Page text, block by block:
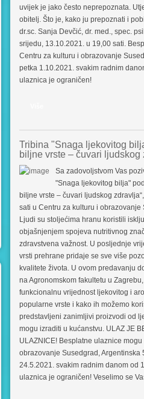
uvijek je jako često neprepoznata.
obitelj. Što je, kako ju prepoznati i
dr.sc. Sanja Devčić, dr. med., spec.
srijedu, 13.10.2021. u 19,00 sati.
Centru za kulturu i obrazovanje
petka 1.10.2021. svakim radnim
ulaznica je ograničen!
Tribina "Snaga ljekovitog
biljne vrste – čuvari ljudskog
Sa zadovoljstvom Vas
"Snaga ljekovitog bilja"
biljne vrste – čuvari ljudskog
sati u Centru za kulturu i
Ljudi su stoljećima hranu koristili
objašnjenjem spojeva nutritivnog
zdravstvena važnost. U posljednje
vrsti prehrane pridaje se sve više
kvalitete života. U ovom predavanju
na Agronomskom fakultetu u
funkcionalnu vrijednost ljekovitog i
popularne vrste i kako ih možemo
predstavljeni zanimljivi proizvodi od
mogu izraditi u kućanstvu. ULAZ JE
ULAZNICE! Besplatne ulaznice
obrazovanje Susedgrad,
24.5.2021. svakim radnim danom od
ulaznica je ograničen! Veselimo se